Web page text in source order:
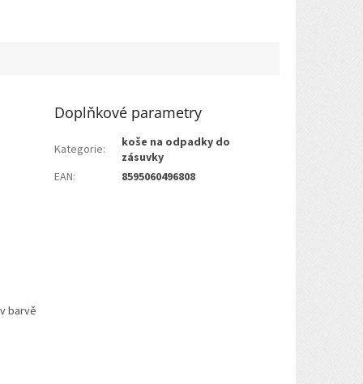
barvě
Doplňkové parametry
Kategorie:
koše na odpadky do
zásuvky
EAN: 8595060496808